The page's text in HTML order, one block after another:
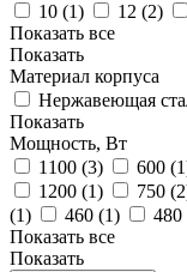
10 (1) 12 (2)
Показать все
Показать
Материал корпуса
Нержавеющая
Показать
Мощность, Вт
1100 (3) 600 (1
1200 (1) 750 (2
(1) 460 (1) 480
Показать все
Показать